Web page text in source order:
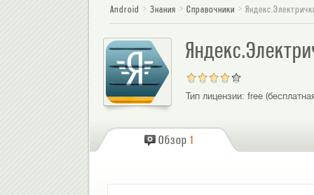
Android Знания Справочники
Тип лицензии: free
Обзор 1